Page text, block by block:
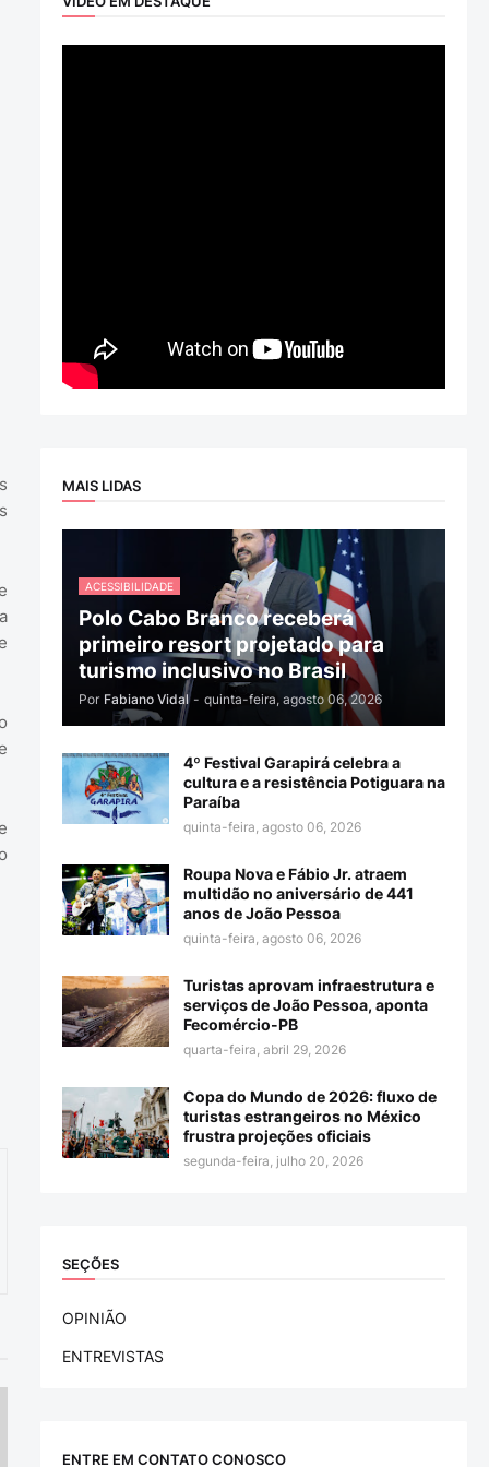
MAIS LIDAS
ACESSIBILIDADE
Polo Cabo Branco receberá
primeiro resort projetado para
turismo inclusivo no Brasil
Por Fabiano Vidal - quinta-feira, agosto 06, 2026
4º Festival Garapirá celebra a
cultura e a resistência Potiguara na
Paraíba
quinta-feira, agosto 06, 2026
Roupa Nova e Fábio Jr. atraem
multidão no aniversário de 441
anos de João Pessoa
quinta-feira, agosto 06, 2026
Turistas aprovam infraestrutura e
serviços de João Pessoa, aponta
Fecomércio-PB
quarta-feira, abril 29, 2026
Copa do Mundo de 2026: fluxo de
turistas estrangeiros no México
frustra projeções oficiais
segunda-feira, julho 20, 2026
SEÇÕES
OPINIÃO
ENTREVISTAS
ENTRE EM CONTATO CONOSCO